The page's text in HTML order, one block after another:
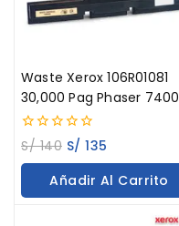
Waste Xerox 106R01081
30,000 Pag Phaser 7400
0
out
of
S/140 S/ 135
Añadir Al Carrito